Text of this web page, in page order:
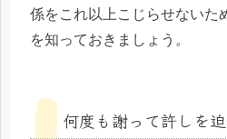
係をこれ以上こじらせないた
を知っておきましょう。
何度も謝って許しを